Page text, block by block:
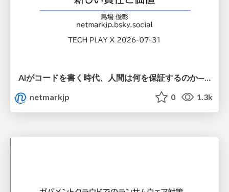
AIがコードを書く時代、人間は何を保証するのか———馬場さんと考える、開発者に求められる新しい責任と価値 - TECH PLAY
netmarkjp
0 1.3k